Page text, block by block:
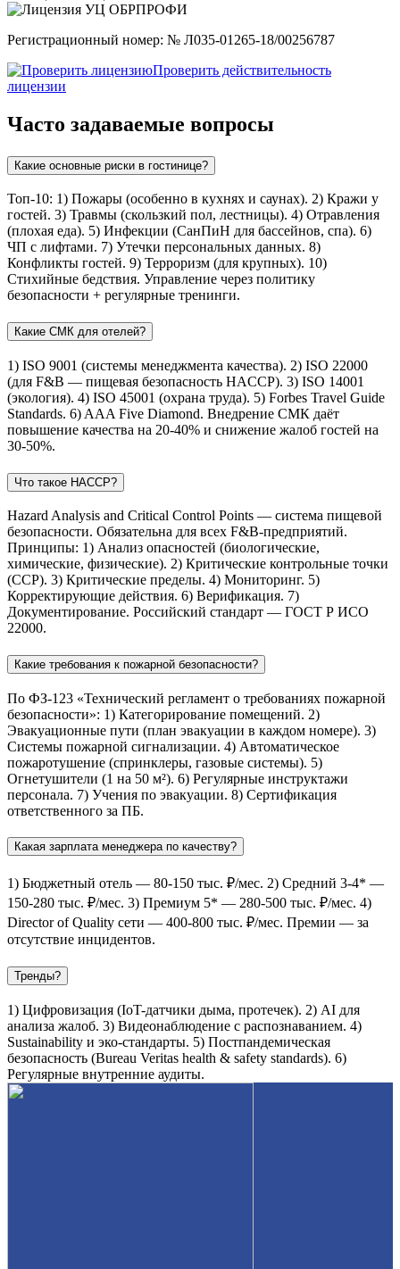
Регистрационный номер: № Л035-01265-18/00256787
Проверить действительность
лицензии
Часто задаваемые вопросы
Какие основные риски в гостинице?
Топ-10: 1) Пожары (особенно в кухнях и саунах). 2) Кражи у
гостей. 3) Травмы (скользкий пол, лестницы). 4) Отравления
(плохая еда). 5) Инфекции (СанПиН для бассейнов, спа). 6)
ЧП с лифтами. 7) Утечки персональных данных. 8)
Конфликты гостей. 9) Терроризм (для крупных). 10)
Стихийные бедствия. Управление через политику
безопасности + регулярные тренинги.
Какие СМК для отелей?
1) ISO 9001 (системы менеджмента качества). 2) ISO 22000
(для F&B — пищевая безопасность HACCP). 3) ISO 14001
(экология). 4) ISO 45001 (охрана труда). 5) Forbes Travel Guide
Standards. 6) AAA Five Diamond. Внедрение СМК даёт
повышение качества на 20-40% и снижение жалоб гостей на
30-50%.
Что такое HACCP?
Hazard Analysis and Critical Control Points — система пищевой
безопасности. Обязательна для всех F&B-предприятий.
Принципы: 1) Анализ опасностей (биологические,
химические, физические). 2) Критические контрольные точки
(CCP). 3) Критические пределы. 4) Мониторинг. 5)
Корректирующие действия. 6) Верификация. 7)
Документирование. Российский стандарт — ГОСТ Р ИСО
22000.
Какие требования к пожарной безопасности?
По ФЗ-123 «Технический регламент о требованиях пожарной
безопасности»: 1) Категорирование помещений. 2)
Эвакуационные пути (план эвакуации в каждом номере). 3)
Системы пожарной сигнализации. 4) Автоматическое
пожаротушение (спринклеры, газовые системы). 5)
Огнетушители (1 на 50 м²). 6) Регулярные инструктажи
персонала. 7) Учения по эвакуации. 8) Сертификация
ответственного за ПБ.
Какая зарплата менеджера по качеству?
1) Бюджетный отель — 80-150 тыс. ₽/мес. 2) Средний 3-4* —
150-280 тыс. ₽/мес. 3) Премиум 5* — 280-500 тыс. ₽/мес. 4)
Director of Quality сети — 400-800 тыс. ₽/мес. Премии — за
отсутствие инцидентов.
Тренды?
1) Цифровизация (IoT-датчики дыма, протечек). 2) AI для
анализа жалоб. 3) Видеонаблюдение с распознаванием. 4)
Sustainability и эко-стандарты. 5) Постпандемическая
безопасность (Bureau Veritas health & safety standards). 6)
Регулярные внутренние аудиты.